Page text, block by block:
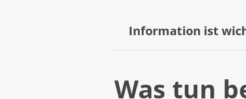
Information ist
abgegeben. Diese
Was tun